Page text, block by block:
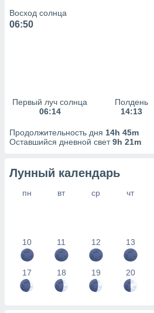
Восход солнца
06:50
Первый луч солнца
06:14
Полдень
14:13
Продолжительность дня 14h 45m
Оставшийся дневной свет9h 21m
Лунный календарь
пн вт ср чт
10 11 12 13
17 18 19 20